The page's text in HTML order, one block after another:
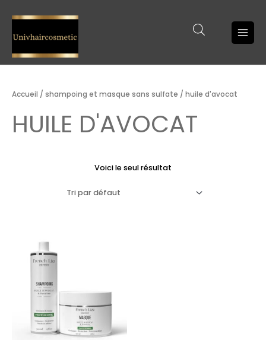
contenu
Accueil / shampoing et masque sans sulfate / huile d'avocat
HUILE D'AVOCAT
Voici le seul résultat